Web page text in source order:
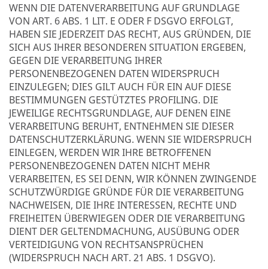
WENN DIE DATENVERARBEITUNG AUF GRUNDLAGE
VON ART. 6 ABS. 1 LIT. E ODER F DSGVO ERFOLGT,
HABEN SIE JEDERZEIT DAS RECHT, AUS GRÜNDEN, DIE
SICH AUS IHRER BESONDEREN SITUATION ERGEBEN,
GEGEN DIE VERARBEITUNG IHRER
PERSONENBEZOGENEN DATEN WIDERSPRUCH
EINZULEGEN; DIES GILT AUCH FÜR EIN AUF DIESE
BESTIMMUNGEN GESTÜTZTES PROFILING. DIE
JEWEILIGE RECHTSGRUNDLAGE, AUF DENEN EINE
VERARBEITUNG BERUHT, ENTNEHMEN SIE DIESER
DATENSCHUTZERKLÄRUNG. WENN SIE WIDERSPRUCH
EINLEGEN, WERDEN WIR IHRE BETROFFENEN
PERSONENBEZOGENEN DATEN NICHT MEHR
VERARBEITEN, ES SEI DENN, WIR KÖNNEN ZWINGENDE
SCHUTZWÜRDIGE GRÜNDE FÜR DIE VERARBEITUNG
NACHWEISEN, DIE IHRE INTERESSEN, RECHTE UND
FREIHEITEN ÜBERWIEGEN ODER DIE VERARBEITUNG
DIENT DER GELTENDMACHUNG, AUSÜBUNG ODER
VERTEIDIGUNG VON RECHTSANSPRÜCHEN
(WIDERSPRUCH NACH ART. 21 ABS. 1 DSGVO).